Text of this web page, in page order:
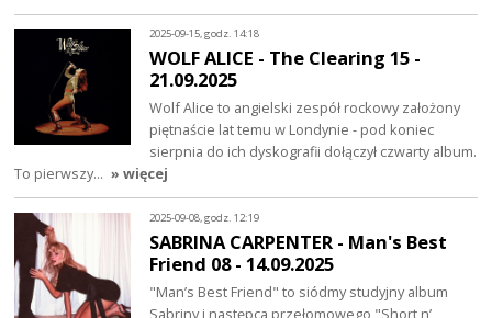
2025-09-15, godz. 14:18
WOLF ALICE - The Clearing 15 -
21.09.2025
Wolf Alice to angielski zespół rockowy założony
piętnaście lat temu w Londynie - pod koniec
sierpnia do ich dyskografii dołączył czwarty album.
To pierwszy… » więcej
2025-09-08, godz. 12:19
SABRINA CARPENTER - Man's Best
Friend 08 - 14.09.2025
"Man’s Best Friend" to siódmy studyjny album
Sabriny i następca przełomowego "Short n’